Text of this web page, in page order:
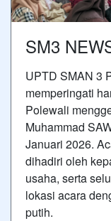
SM3
UPTD SMAN 3
memperingati
Polewali
Muhammad
Januari 2026.
dihadiri oleh
usaha, serta
lokasi acara
putih.